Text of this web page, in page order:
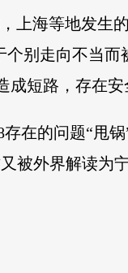
上海等地发生
别走向不当
短路，存在安
在的问题“甩
被外界解读为